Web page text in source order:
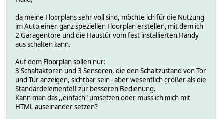
da meine Floorplans sehr voll sind, möchte ich für die Nutzung
im Auto einen ganz speziellen Floorplan erstellen, mit dem ich
2 Garagentore und die Haustür vom fest installierten Handy
aus schalten kann.
Auf dem Floorplan sollen nur:
3 Schaltaktoren und 3 Sensoren, die den Schaltzustand von Tor
und Tür anzeigen, sichtbar sein - aber wesentlich größer als die
Standardelemente!! zur besseren Bedienung.
Kann man das ,,einfach" umsetzen oder muss ich mich mit
HTML auseinander setzen?